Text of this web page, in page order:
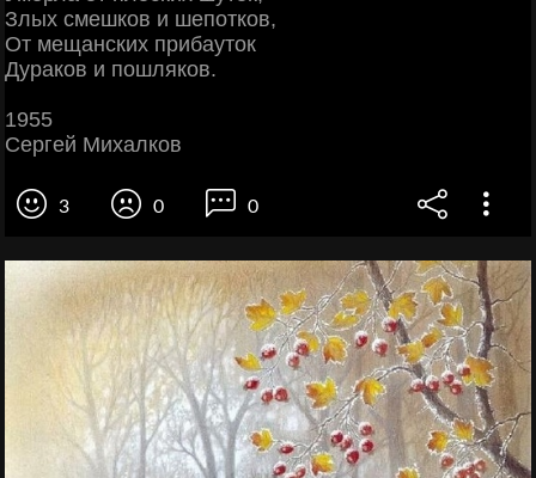
Злых смешков и шепотков,
От мещанских прибауток
Дураков и пошляков.
1955
Сергей Михалков
3 0 0